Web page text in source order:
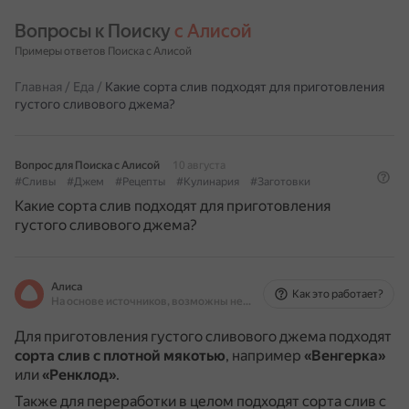
Вопросы к Поиску с Алисой
Примеры ответов Поиска с Алисой
Главная / Еда / Какие сорта слив подходят для приготовления
густого сливового джема?
Вопрос для Поиска с Алисой
10 августа
#Сливы
#Джем #Рецепты #Кулинария #Заготовки
Какие сорта слив подходят для приготовления
густого сливового джема?
Алиса
На основе источников, возможны неточности
Как это работает?
Для приготовления густого сливового джема подходят
сорта слив с плотной мякотью, например «Венгерка»
или «Ренклод».
Также для переработки в целом подходят сорта слив с